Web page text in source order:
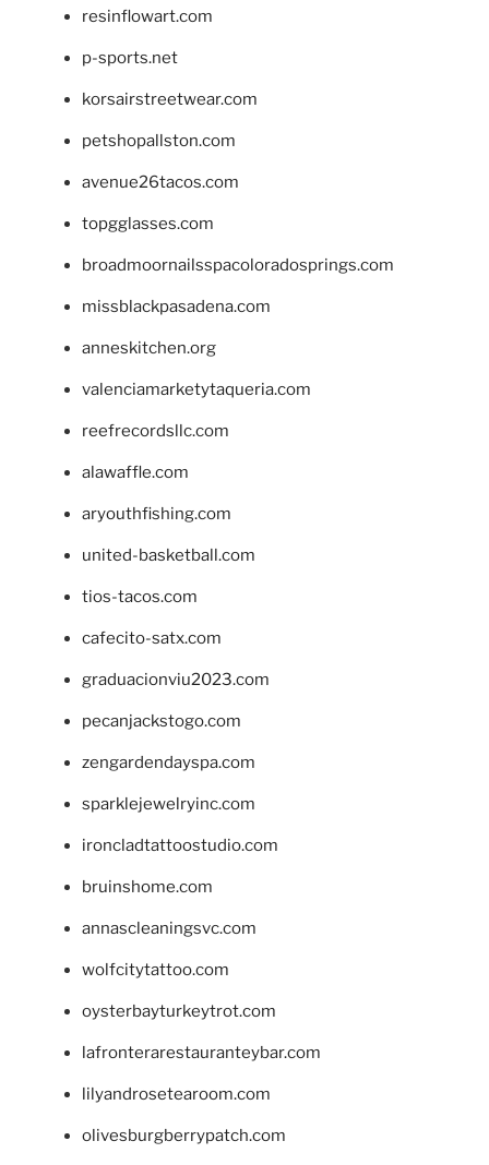
resinflowart.com
p-sports.net
korsairstreetwear.com
petshopallston.com
avenue26tacos.com
topgglasses.com
broadmoornailsspacoloradosprings.com
missblackpasadena.com
anneskitchen.org
valenciamarketytaqueria.com
reefrecordsllc.com
alawaffle.com
aryouthfishing.com
united-basketball.com
tios-tacos.com
cafecito-satx.com
graduacionviu2023.com
pecanjackstogo.com
zengardendayspa.com
sparklejewelryinc.com
ironcladtattoostudio.com
bruinshome.com
annascleaningsvc.com
wolfcitytattoo.com
oysterbayturkeytrot.com
lafronterarestauranteybar.com
lilyandrosetearoom.com
olivesburgberrypatch.com